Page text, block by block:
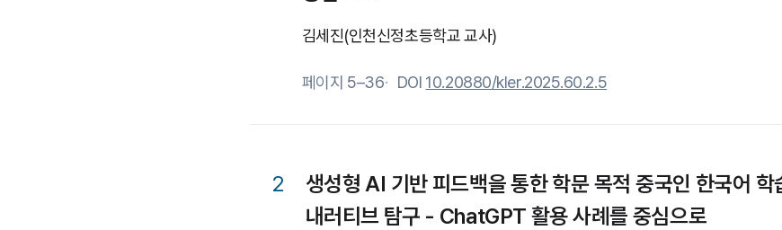
김세진(인천신정초등학교 교사)
페이지 5–36 DOI 10.20880/kler.2025.60.2.5
2
생성형 AI 기반 피드백을 통한 학문 목적 중국인 한국어
내러티브 탐구 - ChatGPT 활용 사례를 중심으로